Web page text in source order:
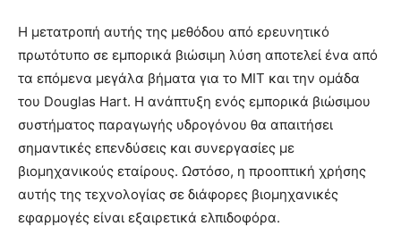
Η μετατροπή αυτής της μεθόδου από ερευνητικό
πρωτότυπο σε εμπορικά βιώσιμη λύση αποτελεί ένα από
τα επόμενα μεγάλα βήματα για το MIT και την ομάδα
του Douglas Hart. Η ανάπτυξη ενός εμπορικά βιώσιμου
συστήματος παραγωγής υδρογόνου θα απαιτήσει
σημαντικές επενδύσεις και συνεργασίες με
βιομηχανικούς εταίρους. Ωστόσο, η προοπτική χρήσης
αυτής της τεχνολογίας σε διάφορες βιομηχανικές
εφαρμογές είναι εξαιρετικά ελπιδοφόρα.